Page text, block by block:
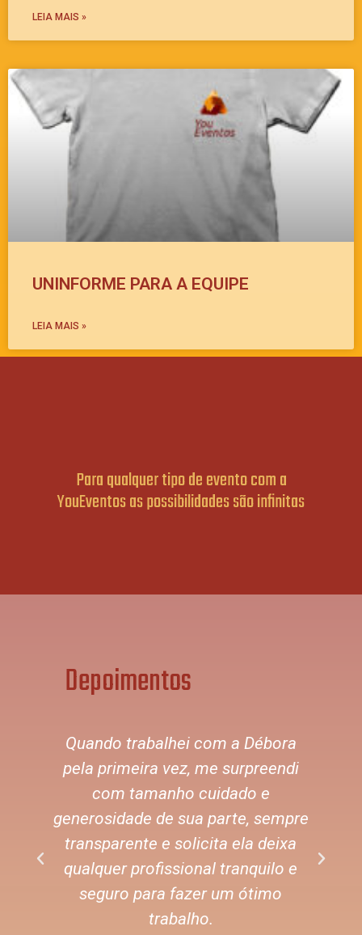
LEIA MAIS »
UNINFORME PARA A EQUIPE
LEIA MAIS »
Para qualquer tipo de evento com a
YouEventos as possibilidades são infinitas
Depoimentos
Quando trabalhei com a Débora
pela primeira vez, me surpreendi
com tamanho cuidado e
generosidade de sua parte, sempre
transparente e solicita ela deixa
qualquer profissional tranquilo e
seguro para fazer um ótimo
trabalho.